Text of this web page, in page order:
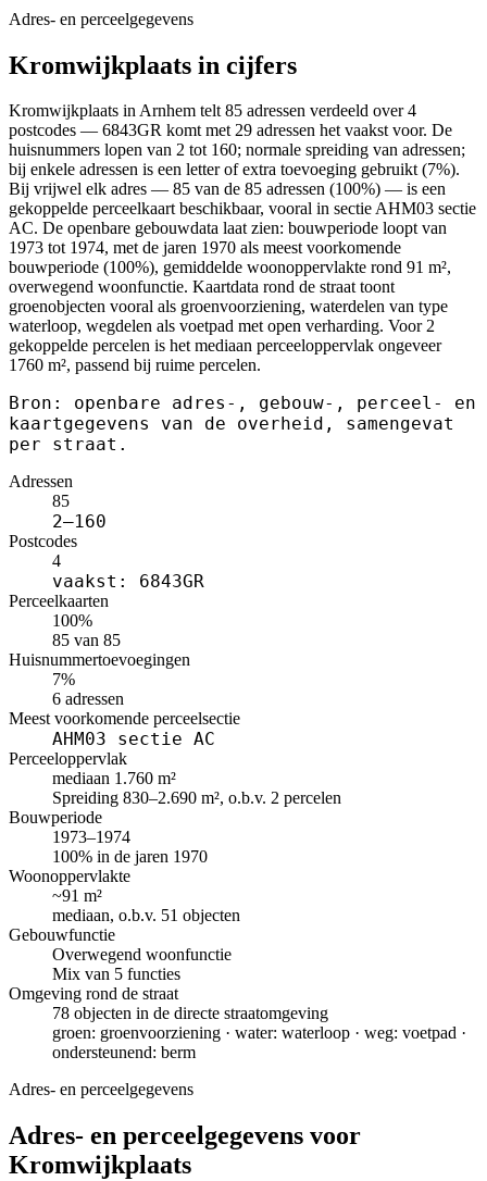
Adres- en perceelgegevens
Kromwijkplaats in cijfers
Kromwijkplaats in Arnhem telt 85 adressen verdeeld over 4
postcodes — 6843GR komt met 29 adressen het vaakst voor. De
huisnummers lopen van 2 tot 160; normale spreiding van adressen;
bij enkele adressen is een letter of extra toevoeging gebruikt (7%).
Bij vrijwel elk adres — 85 van de 85 adressen (100%) — is een
gekoppelde perceelkaart beschikbaar, vooral in sectie AHM03 sectie
AC. De openbare gebouwdata laat zien: bouwperiode loopt van
1973 tot 1974, met de jaren 1970 als meest voorkomende
bouwperiode (100%), gemiddelde woonoppervlakte rond 91 m²,
overwegend woonfunctie. Kaartdata rond de straat toont
groenobjecten vooral als groenvoorziening, waterdelen van type
waterloop, wegdelen als voetpad met open verharding. Voor 2
gekoppelde percelen is het mediaan perceeloppervlak ongeveer
1760 m², passend bij ruime percelen.
Bron: openbare adres-, gebouw-, perceel- en
kaartgegevens van de overheid, samengevat
per straat.
Adressen
85
2–160
Postcodes
4
vaakst: 6843GR
Perceelkaarten
100%
85 van 85
Huisnummertoevoegingen
7%
6 adressen
Meest voorkomende perceelsectie
AHM03 sectie AC
Perceeloppervlak
mediaan 1.760 m²
Spreiding 830–2.690 m², o.b.v. 2 percelen
Bouwperiode
1973–1974
100% in de jaren 1970
Woonoppervlakte
~91 m²
mediaan, o.b.v. 51 objecten
Gebouwfunctie
Overwegend woonfunctie
Mix van 5 functies
Omgeving rond de straat
78 objecten in de directe straatomgeving
groen: groenvoorziening · water: waterloop · weg: voetpad ·
ondersteunend: berm
Adres- en perceelgegevens
Adres- en perceelgegevens voor
Kromwijkplaats